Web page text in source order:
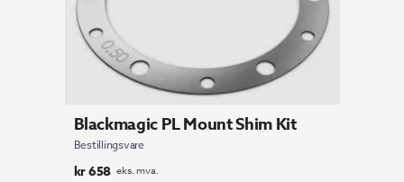
Blackmagic PL Mount Shim Kit
Bestillingsvare
kr658 eks. mva.